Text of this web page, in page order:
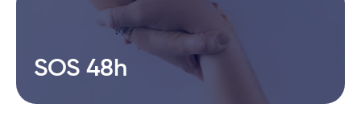
SOS 48h
SOS 48h